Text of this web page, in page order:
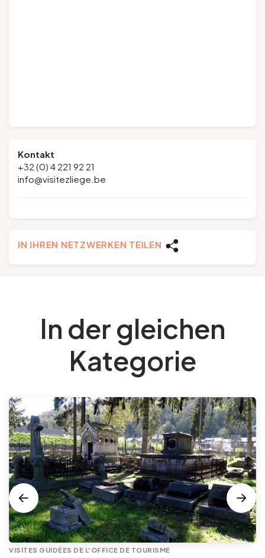
Kontakt
+32 (0) 4 221 92 21
info@visitezliege.be
IN IHREN NETZWERKEN TEILEN
In der gleichen
Kategorie
VISITES GUIDÉES DE L'OFFICE DE TOURISME